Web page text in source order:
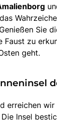
Sie
Faust zu
geht.
erreichen wir
Insel